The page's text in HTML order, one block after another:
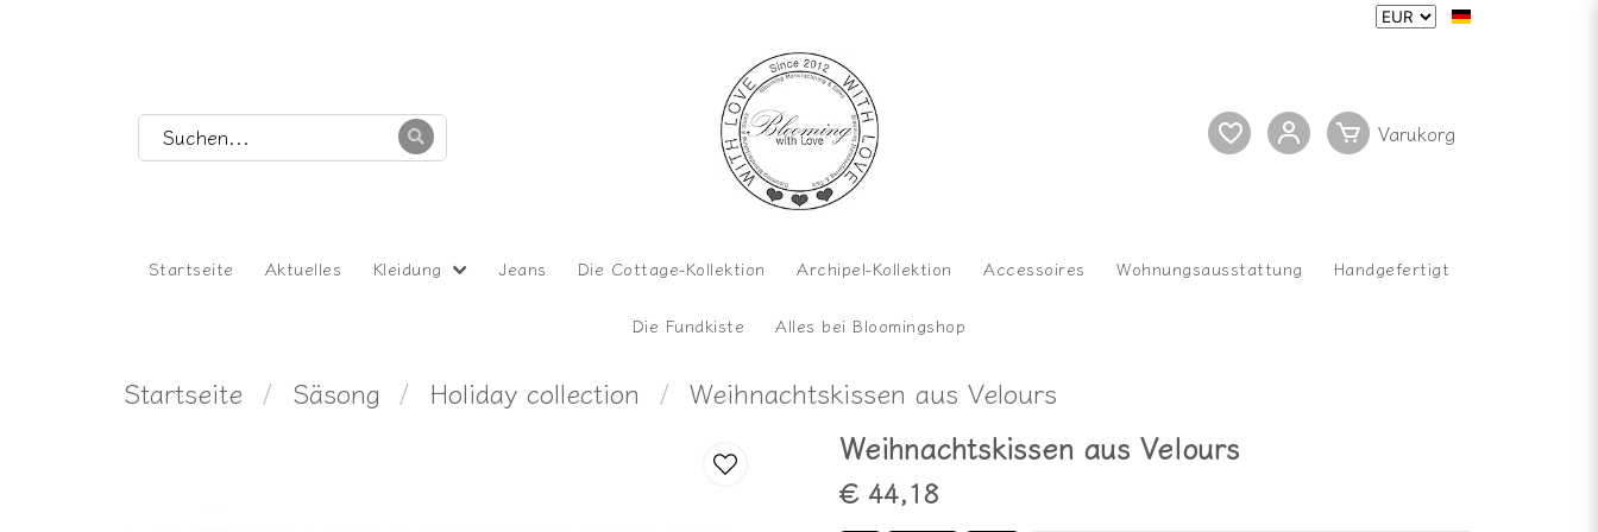
Startseite Aktuelles Kleidung Jeans Die Cottage-Kollektion Archipel-Kollektion Accessoires Wohnungsausstattung Handgefertigt
Die Fundkiste Alles bei Bloomingshop
Startseite Säsong Holiday collection Weihnachtskissen aus Velours
Weihnachtskissen aus Velours
€ 44,18